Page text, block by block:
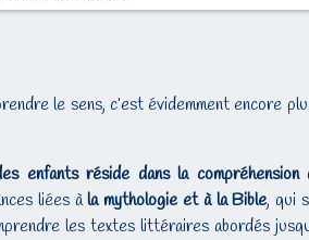
le sens, c’est évidemment encore
enfants réside dans la compréhension
liées àla mythologie et à la Bible, qui
les textes littéraires abordés